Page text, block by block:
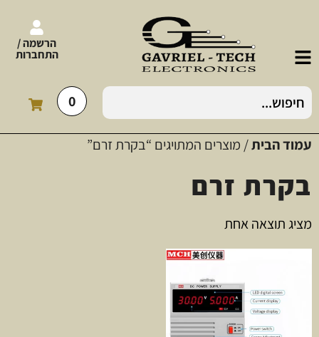
הרשמה /
התחברות
0
עמוד הבית/ מוצרים המתויגים “בקרת זרם”
בקרת זרם
מציג תוצאה אחת